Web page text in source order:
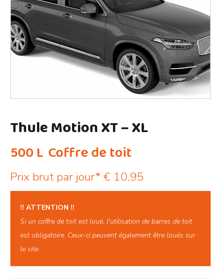
Thule Motion XT – XL
500 L Coffre de toit
Prix brut par jour* € 10,95
!! ATTENTION !!
Si un coffre de toit est loué, l'utilisation de barres de toit
est obligatoire. Ceux-ci peuvent également être loués sur
le site.